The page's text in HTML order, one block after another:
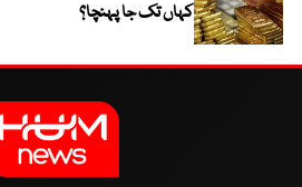
کہاں تک جا پہنچا؟